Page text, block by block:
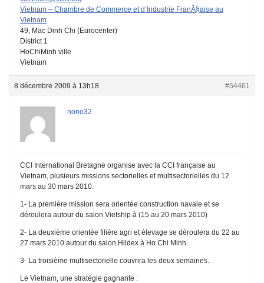
Vietnam – Chambre de Commerce et d’Industrie FranÃ§aise au
Vietnam
49, Mac Dinh Chi (Eurocenter)
District 1
HoChiMinh ville
Vietnam
8 décembre 2009 à 13h18 #54461
nono32
CCI International Bretagne organise avec la CCI française au
Vietnam, plusieurs missions sectorielles et multisectorielles du 12
mars au 30 mars 2010.
1- La première mission sera orientée construction navale et se
déroulera autour du salon Vietship à (15 au 20 mars 2010)
2- La deuxième orientée filière agri et élevage se déroulera du 22 au
27 mars 2010 autour du salon Hildex à Ho Chi Minh
3- La troisième multisectorielle couvrira les deux semaines.
Le Vietnam, une stratégie gagnante :